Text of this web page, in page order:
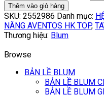
Thêm vào giỏ hàng
SKU: 2552986 Danh mục:
NÂNG AVENTOS HK TOP,
Thương hiệu: Blum
Browse
BẢN LỀ BLUM
BẢN LỀ BLUM
BẢN LỀ BLUM